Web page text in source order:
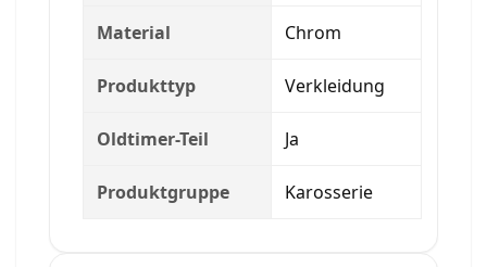
Material Chrom
Produkttyp Verkleidung
Oldtimer-Teil Ja
Produktgruppe Karosserie